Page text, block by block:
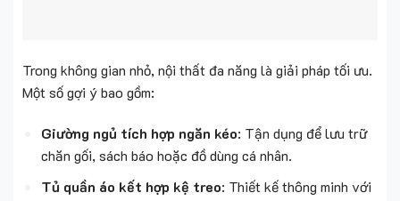
Trong không gian nhỏ, nội thất đa năng là giải pháp tối ưu.
Một số gợi ý bao gồm:
Giường ngủ tích hợp ngăn kéo: Tận dụng để lưu trữ
chăn gối, sách báo hoặc đồ dùng cá nhân.
Tủ quần áo kết hợp kệ treo: Thiết kế thông minh với